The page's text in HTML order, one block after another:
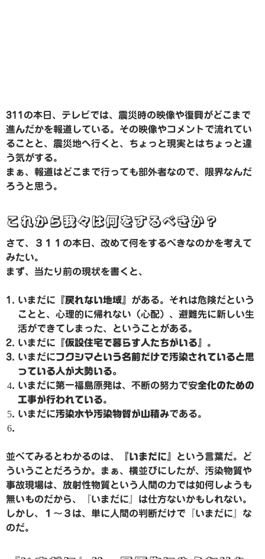
311の本日、テレビでは、震災時の映像や復興がどこまで
進んだかを報道している。その映像やコメントで流れてい
ることと、震災地へ行くと、ちょっと現実とはちょっと違
う気がする。
まぁ、報道はどこまで行っても部外者なので、限界なんだ
ろうと思う。
これから我々は何をするべきか？
さて、３１１の本日、改めて何をするべきなのかを考えて
みたい。
まず、当たり前の現状を書くと、
いまだに 『戻れない地域』 がある。それは危険だという
ことと、心理的に帰れない（心配）、避難先に新しい生
活ができてしまった、ということがある。
いまだに 『仮設住宅で暮らす人たちがいる』 。
いまだにフクシマという名前だけで汚染されていると思
っている人が大勢いる。
いまだに第一福島原発は、不断の努力で安全化のための
工事が行われている。
いまだに汚染水や汚染物質が山積みである。
並べてみるとわかるのは、 『いまだに』
という言葉だ。ど
ういうことだろうか。まぁ、横並びにしたが、汚染物質や
事故現場は、放射性物質という人間の力では如何しようも
無いものだから、『いまだに』は仕方ないかもしれない。
しかし、１〜３は、単に人間の判断だけで『いまだに』な
のだ。